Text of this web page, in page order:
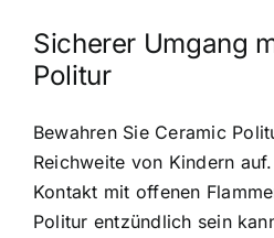
Sicherer Umgang
Politur
Bewahren Sie Ceramic
Reichweite von Kindern
Kontakt mit offenen
Politur entzündlich sein